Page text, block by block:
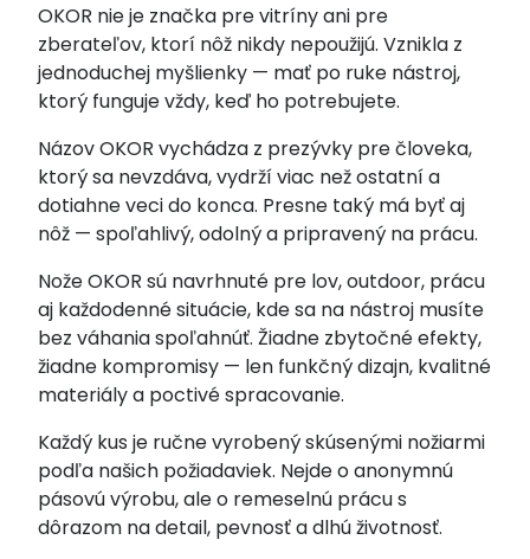
OKOR nie je značka pre vitríny ani pre
zberateľov, ktorí nôž nikdy nepoužijú. Vznikla z
jednoduchej myšlienky — mať po ruke nástroj,
ktorý funguje vždy, keď ho potrebujete.
Názov OKOR vychádza z prezývky pre človeka,
ktorý sa nevzdáva, vydrží viac než ostatní a
dotiahne veci do konca. Presne taký má byť aj
nôž — spoľahlivý, odolný a pripravený na prácu.
Nože OKOR sú navrhnuté pre lov, outdoor, prácu
aj každodenné situácie, kde sa na nástroj musíte
bez váhania spoľahnúť. Žiadne zbytočné efekty,
žiadne kompromisy — len funkčný dizajn, kvalitné
materiály a poctivé spracovanie.
Každý kus je ručne vyrobený skúsenými nožiarmi
podľa našich požiadaviek. Nejde o anonymnú
pásovú výrobu, ale o remeselnú prácu s
dôrazom na detail, pevnosť a dlhú životnosť.